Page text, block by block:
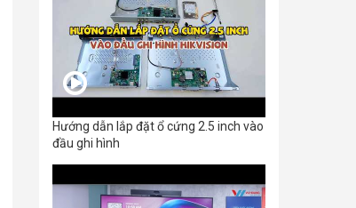
Hướng dẫn lắp đặt ổ cứng 2.5 inch vào
đầu ghi hình